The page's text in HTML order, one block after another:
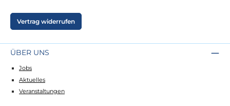
Vertrag widerrufen
ÜBER UNS
Jobs
Aktuelles
Veranstaltungen